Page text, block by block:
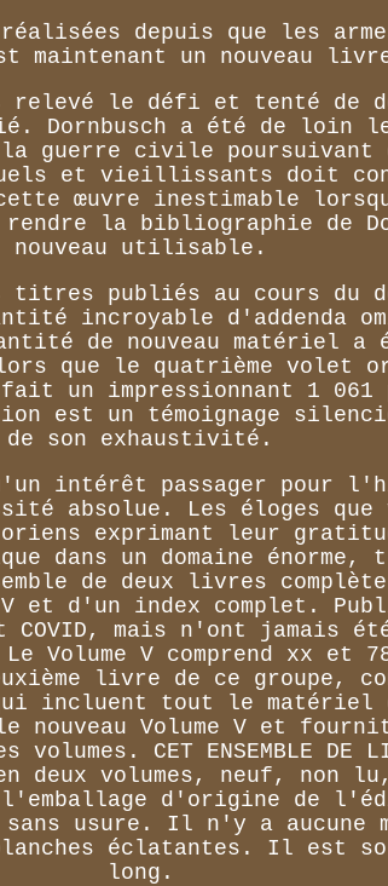
depuis que les
maintenant un nouveau
relevé le défi et tenté de
Dornbusch a été de loin
guerre civile poursuivant
et vieillissants doit
cette œuvre inestimable
la bibliographie de
nouveau utilisable.
publiés au cours du
incroyable d'addenda
de nouveau matériel a
que le quatrième volet
un impressionnant 1 061
est un témoignage
de son exhaustivité.
intérêt passager pour
absolue. Les éloges que
exprimant leur
dans un domaine énorme,
de deux livres
et d'un index complet.
mais n'ont jamais
Volume V comprend xx et
livre de ce groupe,
incluent tout le matériel
Volume V et fournit
CET ENSEMBLE DE
deux volumes, neuf,
d'origine de
usure. Il n'y a aucune
éclatantes. Il est
long.